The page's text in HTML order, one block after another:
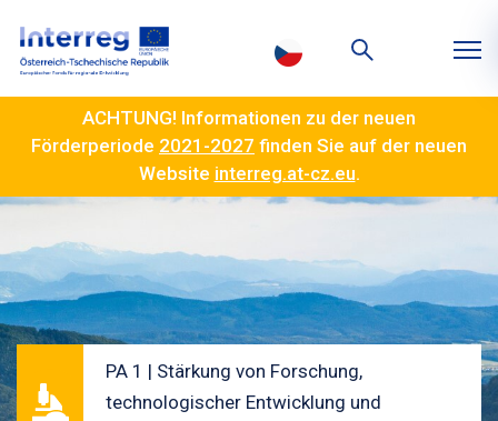
ACHTUNG! Informationen zu der neuen
Förderperiode 2021-2027 finden Sie auf der neuen
Website interreg.at-cz.eu.
PA 1 | Stärkung von Forschung,
technologischer Entwicklung und